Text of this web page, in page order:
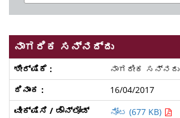
ನಾಗರಿಕ ಸನ್ನದ್ದು
ನಾಗರೀಕ ಸನ್ನದು
16/04/2017
ನೋಟ (677 KB)